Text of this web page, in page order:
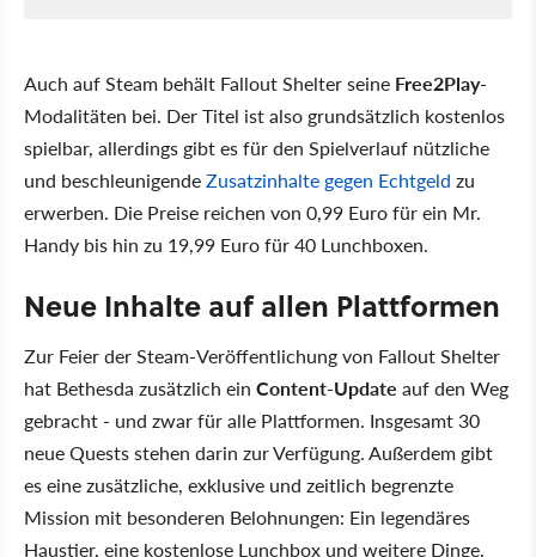
Auch auf Steam behält Fallout Shelter seine Free2Play-
Modalitäten bei. Der Titel ist also grundsätzlich kostenlos
spielbar, allerdings gibt es für den Spielverlauf nützliche
und beschleunigendeZusatzinhalte gegen Echtgeld zu
erwerben. Die Preise reichen von 0,99 Euro für ein Mr.
Handy bis hin zu 19,99 Euro für 40 Lunchboxen.
Neue Inhalte auf allen Plattformen
Zur Feier der Steam-Veröffentlichung von Fallout Shelter
hat Bethesda zusätzlich ein Content-Update auf den Weg
gebracht - und zwar für alle Plattformen. Insgesamt 30
neue Quests stehen darin zur Verfügung. Außerdem gibt
es eine zusätzliche, exklusive und zeitlich begrenzte
Mission mit besonderen Belohnungen: Ein legendäres
Haustier, eine kostenlose Lunchbox und weitere Dinge.